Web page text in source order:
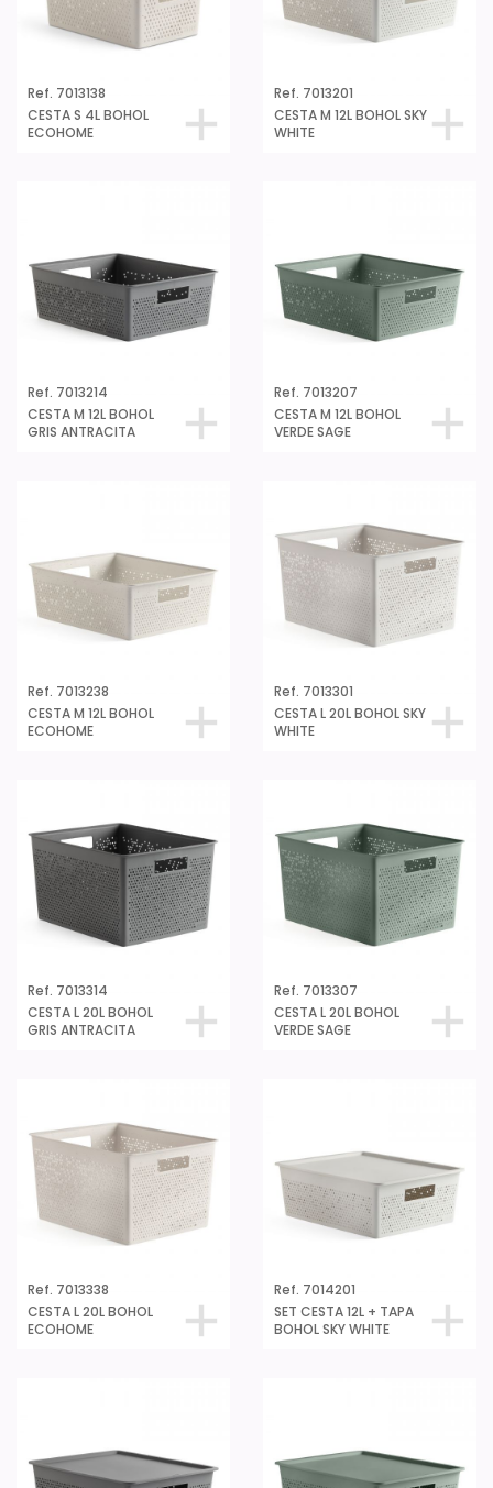
Ref. 7013138
CESTA S 4L BOHOL
ECOHOME
Ref. 7013201
CESTA M 12L BOHOL SKY
WHITE
Ref. 7013214
CESTA M 12L BOHOL
GRIS ANTRACITA
Ref. 7013207
CESTA M 12L BOHOL
VERDE SAGE
Ref. 7013238
CESTA M 12L BOHOL
ECOHOME
Ref. 7013301
CESTA L 20L BOHOL SKY
WHITE
Ref. 7013314
CESTA L 20L BOHOL
GRIS ANTRACITA
Ref. 7013307
CESTA L 20L BOHOL
VERDE SAGE
Ref. 7013338
CESTA L 20L BOHOL
ECOHOME
Ref. 7014201
SET CESTA 12L + TAPA
BOHOL SKY WHITE